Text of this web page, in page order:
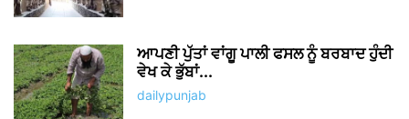
ਆਪਣੀ ਪੁੱਤਾਂ ਵਾਂਗੂ ਪਾਲੀ ਫਸਲ ਨੂੰ ਬਰਬਾਦ ਹੁੰਦੀ
ਵੇਖ ਕੇ ਭੁੱਬਾਂ...
dailypunjab